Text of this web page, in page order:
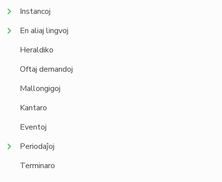
Instancoj
En aliaj lingvoj
Heraldiko
Oftaj demandoj
Mallongigoj
Kantaro
Eventoj
Periodaĵoj
Terminaro